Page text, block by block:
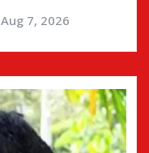
Aug 7, 2026